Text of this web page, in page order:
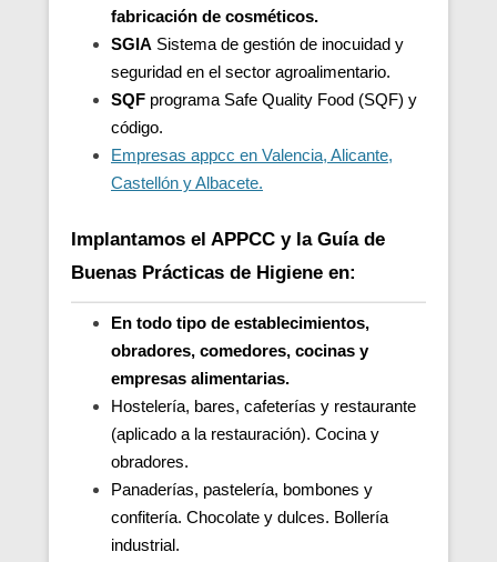
fabricación de cosméticos.
SGIA Sistema de gestión de inocuidad y
seguridad en el sector agroalimentario.
SQF programa Safe Quality Food (SQF) y
código.
Empresas appcc en Valencia, Alicante,
Castellón y Albacete.
Implantamos el APPCC y la Guía de
Buenas Prácticas de Higiene en:
En todo tipo de establecimientos,
obradores, comedores, cocinas y
empresas alimentarias.
Hostelería, bares, cafeterías y restaurante
(aplicado a la restauración). Cocina y
obradores.
Panaderías, pastelería, bombones y
confitería. Chocolate y dulces. Bollería
industrial.